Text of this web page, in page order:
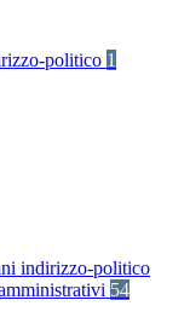
politico 1
indirizzo-politico
54